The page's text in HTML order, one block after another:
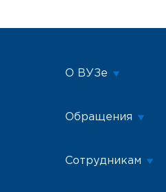
О ВУЗе
Обращения
Сотрудникам